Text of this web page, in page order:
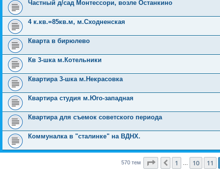
Частный д/сад Монтессори, возле Останкино
4 к.кв.=85кв.м, м.Сходненская
Кварта в бирюлево
Кв 3-шка м.Котельники
Квартира 3-шка м.Некрасовка
Квартира студия м.Юго-западная
Квартира для съемок советского периода
Коммуналка в "сталинке" на ВДНХ.
570 тем Страница 12из 23
Пред.
1 10 11